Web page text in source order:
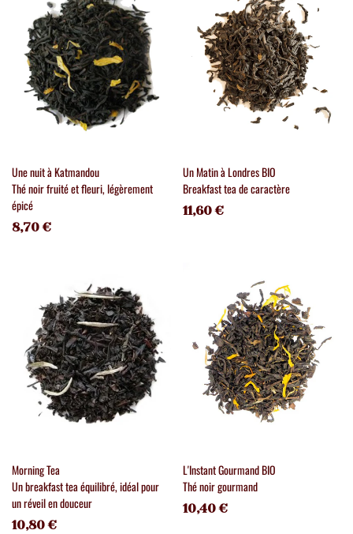
Une nuit à Katmandou
Thé noir fruité et fleuri, légèrement
épicé
8,70 €
Un Matin à Londres BIO
Breakfast tea de caractère
11,60 €
Morning Tea
Un breakfast tea équilibré, idéal pour
un réveil en douceur
10,80 €
L'Instant Gourmand BIO
Thé noir gourmand
10,40 €